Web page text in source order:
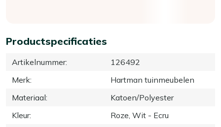
Productspecificaties
Artikelnummer:
126492
Merk:
Hartman tuinmeubelen
Materiaal:
Katoen/Polyester
Kleur:
Roze, Wit - Ecru